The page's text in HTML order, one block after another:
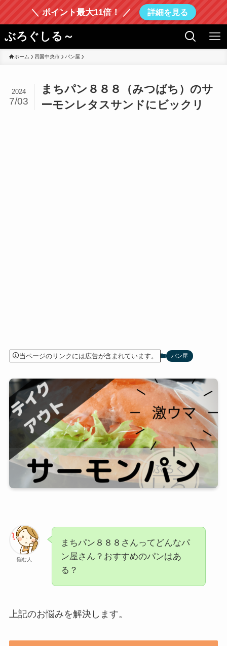
＼ ポイント最大11倍！ ／ 詳細を見る
ぶろぐしる～
ホーム 四国中央市 パン屋
まちパン８８８（みつばち）のサ
ーモンレタスサンドにビックリ
2024
7/03
当ページのリンクには広告が含まれています。 パン屋
悩む人
まちパン８８８さんってどんなパ
ン屋さん？おすすめのパンはあ
る？
上記のお悩みを解決します。